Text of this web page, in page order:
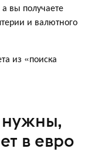
вы получаете
и валютного
из «поиска
в евро